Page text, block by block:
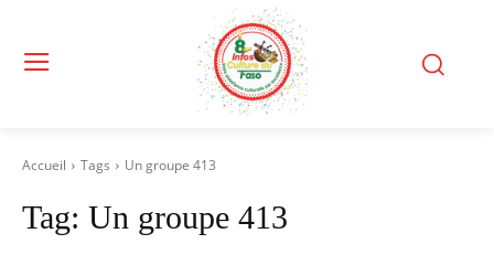
Accueil Tags Un groupe 413
Tag: Un groupe 413